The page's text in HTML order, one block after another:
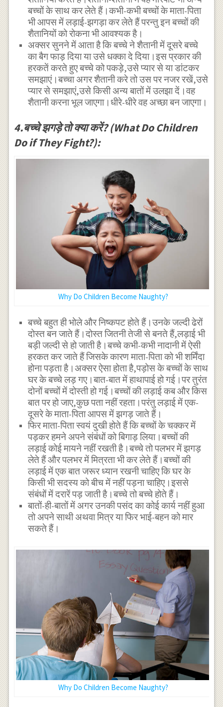
बच्चों के साथ कर लेते हैं।कभी-कभी बच्चों के माता-पिता
भी आपस में लड़ाई-झगड़ा कर लेते हैं परन्तु इन बच्चों की
शैतानियों को रोकना भी आवश्यक है।
अक्सर सुनने में आता है कि बच्चे ने शैतानी में दूसरे बच्चे
का बैग फाड़ दिया या उसे धक्का दे दिया।इस प्रकार की
हरकतें करते हुए बच्चे को पकड़े,उसे प्यार से या डांटकर
समझाएं।बच्चा अगर शैतानी करे तो उस पर नजर रखें,उसे
प्यार से समझाएं,उसे किसी अन्य बातों में उलझा दें।वह
शैतानी करना भूल जाएगा।धीरे-धीरे वह अच्छा बन जाएगा।
4.बच्चे झगड़े तो क्या करें? (What Do Children
Do if They Fight?):
Why Do Children Become Naughty?
बच्चे बहुत ही भोले और निष्कपट होते हैं।उनके जल्दी ढेरों
दोस्त बन जाते हैं।दोस्त जितनी तेजी से बनते हैं,लड़ाई भी
बड़ी जल्दी से हो जाती है।बच्चे कभी-कभी नादानी में ऐसी
हरकत कर जाते हैं जिसके कारण माता-पिता को भी शर्मिंदा
होना पड़ता है।अक्सर ऐसा होता है,पड़ोस के बच्चों के साथ
घर के बच्चे लड़ गए।बात-बात में हाथापाई हो गई।पर तुरंत
दोनों बच्चों में दोस्ती हो गई।बच्चों की लड़ाई कब और किस
बात पर हो जाए,कुछ पता नहीं रहता।परंतु लड़ाई में एक-
दूसरे के माता-पिता आपस में झगड़ जाते हैं।
फिर माता-पिता स्वयं दुखी होते हैं कि बच्चों के चक्कर में
पड़कर हमने अपने संबंधों को बिगाड़ लिया।बच्चों की
लड़ाई कोई मायने नहीं रखती है।बच्चे तो पलभर में झगड़
लेते हैं और पलभर में मित्रता भी कर लेते हैं।बच्चों की
लड़ाई में एक बात जरूर ध्यान रखनी चाहिए कि घर के
किसी भी सदस्य को बीच में नहीं पड़ना चाहिए।इससे
संबंधों में दरारें पड़ जाती है।बच्चे तो बच्चे होते हैं।
बातों-ही-बातों में अगर उनकी पसंद का कोई कार्य नहीं हुआ
तो अपने साथी अथवा मित्र या फिर भाई-बहन को मार
सकते हैं।
Why Do Children Become Naughty?